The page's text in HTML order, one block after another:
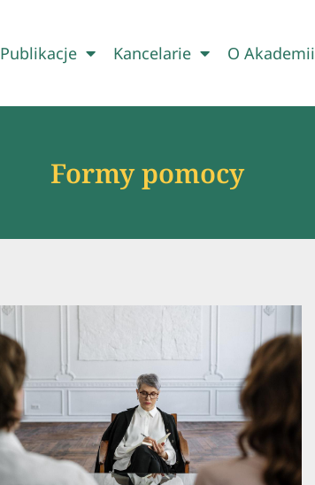
Publikacje Kancelarie O Akademii
Formy pomocy